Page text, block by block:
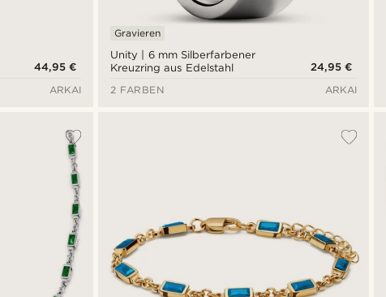
44,95 €
ARKAI
Unity | 6 mm Silberfarbener
Kreuzring aus Edelstahl
Gravieren
24,95 €
2 FARBEN
ARKAI